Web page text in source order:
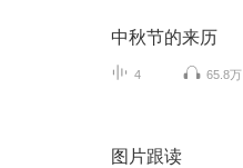
中秋节的来历
4 65.8万
图片跟读